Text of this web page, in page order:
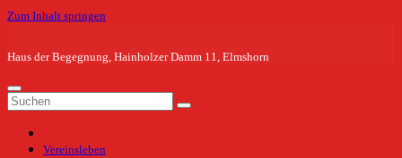
Zum Inhalt springen
Haus der Begegnung, Hainholzer Damm 11, Elmshorn
Vereinsleben